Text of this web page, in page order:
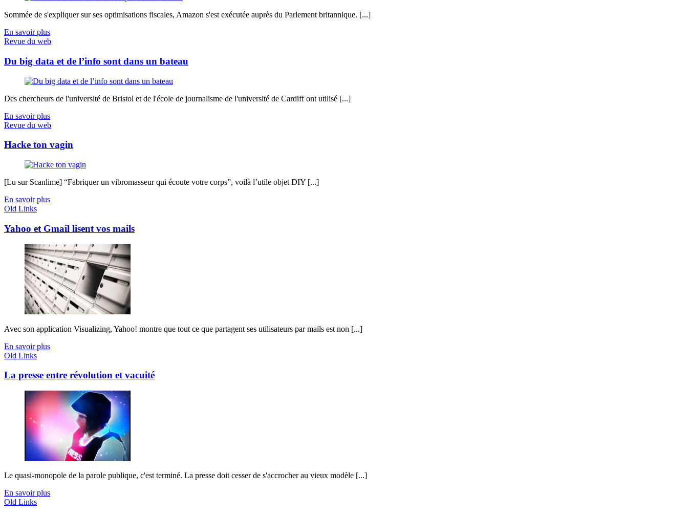
Sommée de s'expliquer sur ses optimisations fiscales, Amazon s'est exécutée auprès du Parlement britannique. [...]
En savoir plus
Revue du web
Du big data et de l’info sont dans un bateau
Des chercheurs de l'université de Bristol et de l'école de journalisme de l'université de Cardiff ont utilisé [...]
En savoir plus
Revue du web
Hacke ton vagin
[Lu sur Scanlime] “Fabriquer un vibromasseur qui écoute votre corps”, voilà l’utile objet DIY [...]
En savoir plus
Old Links
Yahoo et Gmail lisent vos mails
Avec son application Visualizing, Yahoo! montre que tout ce que partagent ses utilisateurs par mails est non [...]
En savoir plus
Old Links
La presse entre révolution et vacuité
Le quasi-monopole de la parole publique, c'est terminé. La presse doit cesser de s'accrocher au vieux modèle [...]
En savoir plus
Old Links